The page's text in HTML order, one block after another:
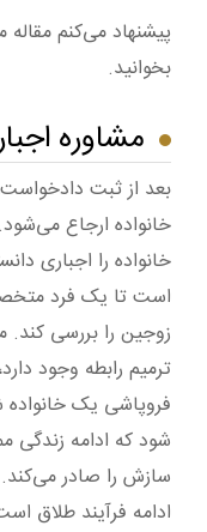
پیشنهاد می‌کنم مقاله
بخوانید.
مشاوره
بعد از ثبت
خانواده ارجاع
خانواده را اجباری
است تا یک فرد
زوجین را بررسی کند.
ترمیم رابطه وجود
فروپاشی یک
شود که ادامه زندگی
سازش را صادر
ادامه فرآیند طلاق